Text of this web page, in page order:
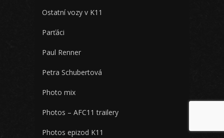
Ostatní vozy v K11
Parťáci
Paul Renner
Petra Schubertová
Photo mix
Photos – AFC11 trailery
Photos epizod K11